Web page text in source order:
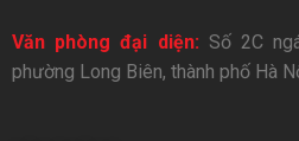
Văn phòng đại diện: Số 2C
phường Long Biên, thành phố Hà